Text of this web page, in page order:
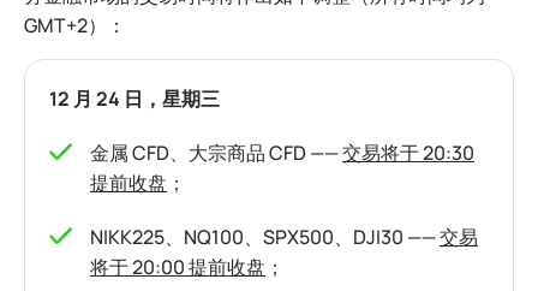
GMT+2）：
12 月 24 日，星期三
金属 CFD、大宗商品 CFD ——交易将于 20:30
提前收盘 ；
NIKK225、NQ100、SPX500、DJI30 ——交易
将于 20:00 提前收盘 ；